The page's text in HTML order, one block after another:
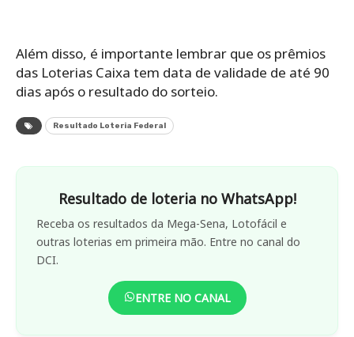
Além disso, é importante lembrar que os prêmios
das Loterias Caixa tem data de validade de até 90
dias após o resultado do sorteio.
Resultado Loteria Federal
Resultado de loteria no WhatsApp!
Receba os resultados da Mega-Sena, Lotofácil e
outras loterias em primeira mão. Entre no canal do
DCI.
ENTRE NO CANAL